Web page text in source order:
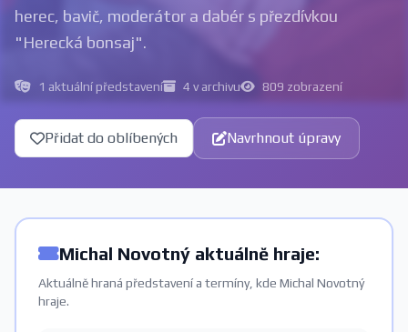
herec, bavič, moderátor a dabér s přezdívkou
"Herecká bonsaj".
1 aktuální představení 4 v archivu 809 zobrazení
Přidat do oblíbených Navrhnout úpravy
Michal Novotný aktuálně hraje:
Aktuálně hraná představení a termíny, kde Michal Novotný
hraje.